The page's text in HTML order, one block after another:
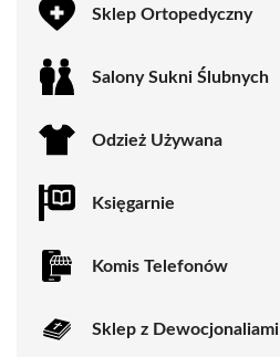
Sklep Ortopedyczny
Salony Sukni Ślubnych
Odzież Używana
Księgarnie
Komis Telefonów
Sklep z Dewocjonaliami